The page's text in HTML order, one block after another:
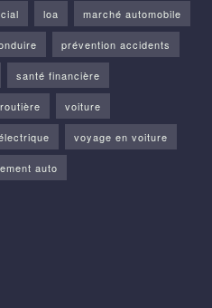
loa marché automobile
prévention accidents
santé financière
voiture
voyage en voiture
auto